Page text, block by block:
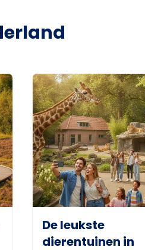
De leukste
dierentuinen in